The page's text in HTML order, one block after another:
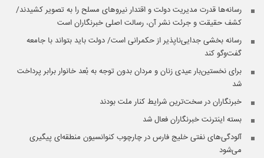
رسانه‌ها قدرت مدیریت دولت و اقتدار نیروهای مسلح را به تصویر کشیدند/
کشف حقیقت و جرئت نشر آن، رسالت اصلی خبرنگاران است
رسانه بخشی جدایی‌ناپذیر از حکمرانی است/ دولت باید بتواند با جامعه
گفت‌وگو کند
برای نخستین‌بار عیدی زنان و مردان بدون توجه به بُعد خانوار برابر پرداخت
شد
خبرنگاران در سخت‌ترین شرایط کنار ملت بودند
بسته اینترنت خبرنگاران فعال شد
آلودگی‌های نفتی خلیج فارس در چارچوب کنوانسیون منطقه‌ای پیگیری
می‌شود